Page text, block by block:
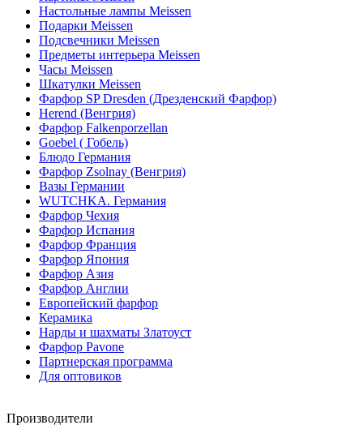
Настольные лампы Meissen
Подарки Meissen
Подсвечники Meissen
Предметы интерьера Meissen
Часы Meissen
Шкатулки Meissen
Фарфор SP Dresden (Дрезденский Фарфор)
Herend (Венгрия)
Фарфор Falkenporzellan
Goebel ( Гобель)
Блюдо Германия
Фарфор Zsolnay (Венгрия)
Вазы Германии
WUTCHKA. Германия
Фарфор Чехия
Фарфор Испания
Фарфор Франция
Фарфор Япония
Фарфор Азия
Фарфор Англии
Европейский фарфор
Керамика
Нарды и шахматы Златоуст
Фарфор Pavone
Партнерская программа
Для оптовиков
Производители